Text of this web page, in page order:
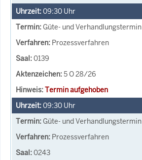
09:30 Uhr
Güte- und Verhandlungstermin
Prozessverfahren
0139
5 O 28/26
Termin aufgehoben
09:30 Uhr
Güte- und Verhandlungstermin
Prozessverfahren
0243